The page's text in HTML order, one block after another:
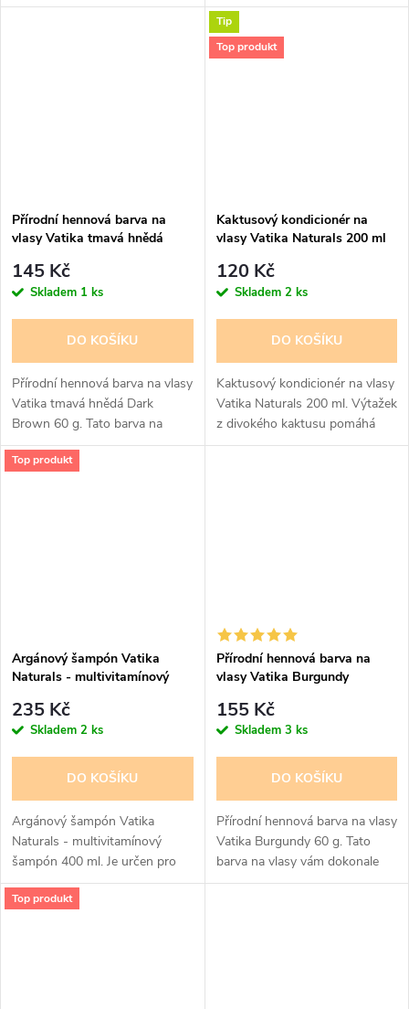
ovesnými vločkami. 94% složek
400ml. Dabur Vatika Naturals
vám přináší užitek z přírody
v podobě zdravých...
Přírodní hennová barva na
vlasy Vatika tmavá hnědá
145 Kč
Skladem 1 ks
DO KOŠÍKU
Přírodní hennová barva na vlasy
Vatika tmavá hnědá Dark
Brown 60 g. Tato barva na
vlasy vám dokonale obarví vlasy
na lesklou přírodní hnědou bez
Tip
Top produkt
Kaktusový kondicionér na
vlasy Vatika Naturals 200 ml
120 Kč
Skladem 2 ks
DO KOŠÍKU
Kaktusový kondicionér na vlasy
Vatika Naturals 200 ml. Výtažek
z divokého kaktusu pomáhá
vlasům, aby se méně lámaly a
Top produkt
Argánový šampón Vatika
Naturals - multivitamínový
235 Kč
Skladem 2 ks
DO KOŠÍKU
Argánový šampón Vatika
Naturals - multivitamínový
šampón 400 ml. Je určen pro
obnovu lesku vašich vlasů a
doporučen i pro poničené vlasy
Přírodní hennová barva na
vlasy Vatika Burgundy
155 Kč
Skladem 3 ks
DO KOŠÍKU
Přírodní hennová barva na vlasy
Vatika Burgundy 60 g. Tato
barva na vlasy vám dokonale
obarví vlasy na lesklou
Top produkt